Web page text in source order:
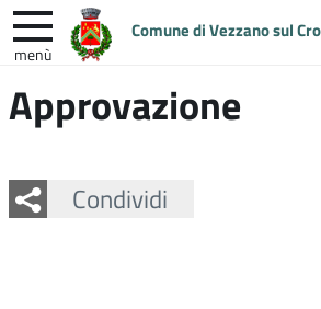
Comune di Vezzano sul
menù
nel
ENTRA IN COMUNE
Approvazione
Condividi
Facebook
Twitter
Whatsapp